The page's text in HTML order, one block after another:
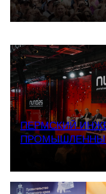
ПЕРМСКИЙ